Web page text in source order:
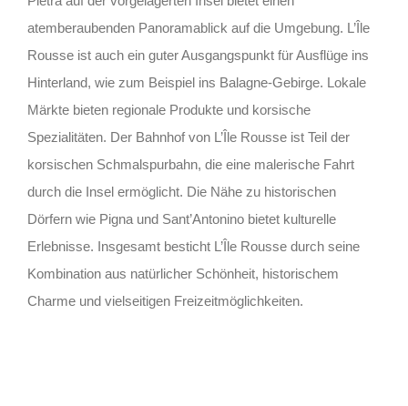
atemberaubenden Panoramablick auf die Umgebung. L’Île
Rousse ist auch ein guter Ausgangspunkt für Ausflüge ins
Hinterland, wie zum Beispiel ins Balagne-Gebirge. Lokale
Märkte bieten regionale Produkte und korsische
Spezialitäten. Der Bahnhof von L’Île Rousse ist Teil der
korsischen Schmalspurbahn, die eine malerische Fahrt
durch die Insel ermöglicht. Die Nähe zu historischen
Dörfern wie Pigna und Sant’Antonino bietet kulturelle
Erlebnisse. Insgesamt besticht L’Île Rousse durch seine
Kombination aus natürlicher Schönheit, historischem
Charme und vielseitigen Freizeitmöglichkeiten.